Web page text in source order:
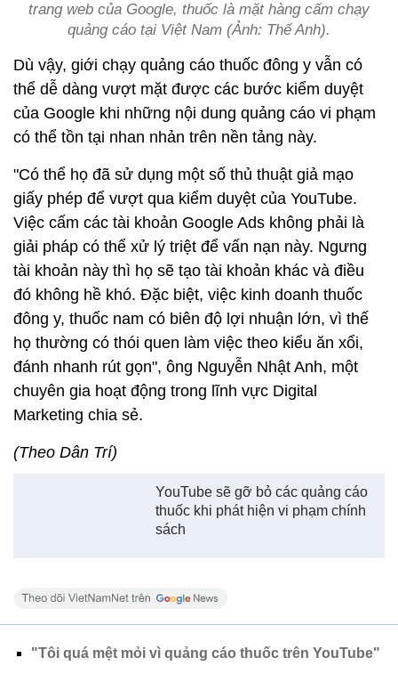
trang web của Google, thuốc là mặt hàng cấm chạy
quảng cáo tại Việt Nam (Ảnh: Thế Anh).
Dù vậy, giới chạy quảng cáo thuốc đông y vẫn có
thể dễ dàng vượt mặt được các bước kiểm duyệt
của Google khi những nội dung quảng cáo vi phạm
có thể tồn tại nhan nhản trên nền tảng này.
"Có thể họ đã sử dụng một số thủ thuật giả mạo
giấy phép để vượt qua kiểm duyệt của YouTube.
Việc cấm các tài khoản Google Ads không phải là
giải pháp có thể xử lý triệt để vấn nạn này. Ngưng
tài khoản này thì họ sẽ tạo tài khoản khác và điều
đó không hề khó. Đặc biệt, việc kinh doanh thuốc
đông y, thuốc nam có biên độ lợi nhuận lớn, vì thế
họ thường có thói quen làm việc theo kiểu ăn xổi,
đánh nhanh rút gọn", ông Nguyễn Nhật Anh, một
chuyên gia hoạt động trong lĩnh vực Digital
Marketing chia sẻ.
(Theo Dân Trí)
YouTube sẽ gỡ bỏ các quảng cáo
thuốc khi phát hiện vi phạm chính
sách
"Tôi quá mệt mỏi vì quảng cáo thuốc trên YouTube"